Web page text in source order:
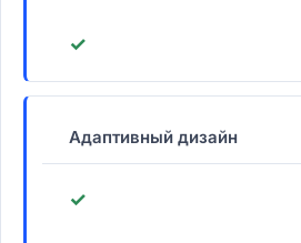
✓
Адаптивный дизайн
✓